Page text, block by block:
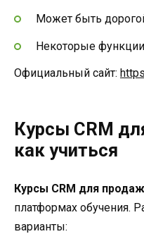
Может быть
Некоторые
Официальный сайт:
Курсы CRM
как учиться
Курсы CRM для продаж
платформах обучения.
варианты: